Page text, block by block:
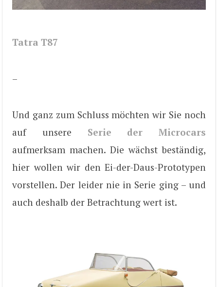
Tatra T87
–
Und ganz zum Schluss möchten wir Sie noch
auf unsere Serie der Microcars
aufmerksam machen. Die wächst beständig,
hier wollen wir den Ei-der-Daus-Prototypen
vorstellen. Der leider nie in Serie ging – und
auch deshalb der Betrachtung wert ist.